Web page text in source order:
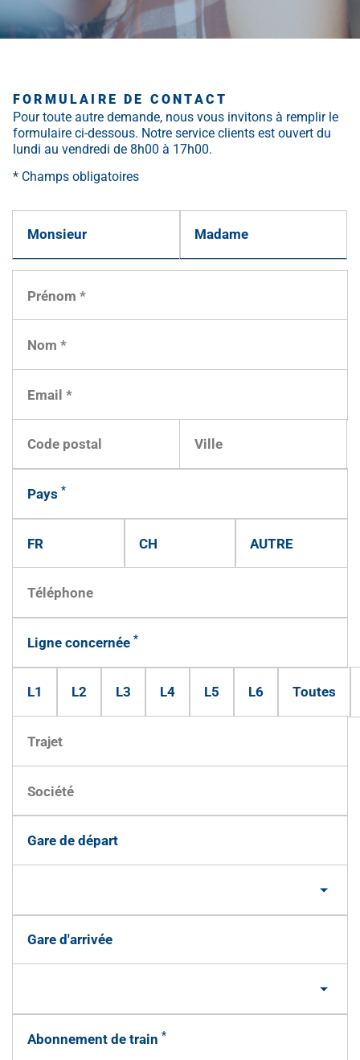
FORMULAIRE DE CONTACT
Pour toute autre demande, nous vous invitons à remplir le
formulaire ci-dessous. Notre service clients est ouvert du
lundi au vendredi de 8h00 à 17h00.
* Champs obligatoires
Monsieur Madame
Pays *
FR CH AUTRE
Ligne concernée *
L1 L2 L3 L4 L5 L6 Toutes
Gare de départ
Gare d'arrivée
Abonnement de train *